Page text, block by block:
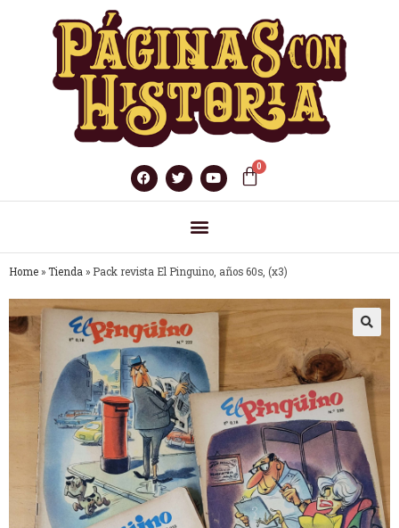
Home » Tienda » Pack revista El Pinguino, años 60s, (x3)